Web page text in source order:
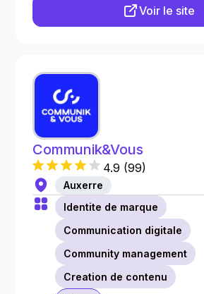
Voir le site
Communik&Vous
4.9 (99)
Auxerre
Identite de marque
Communication digitale
Community management
Creation de contenu